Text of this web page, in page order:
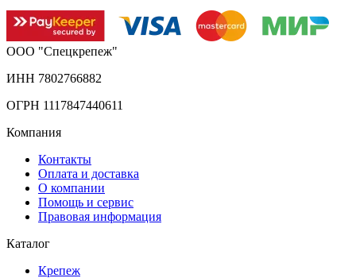
ООО "Спецкрепеж"
ИНН 7802766882
ОГРН 1117847440611
Компания
Контакты
Оплата и доставка
О компании
Помощь и сервис
Правовая информация
Каталог
Крепеж